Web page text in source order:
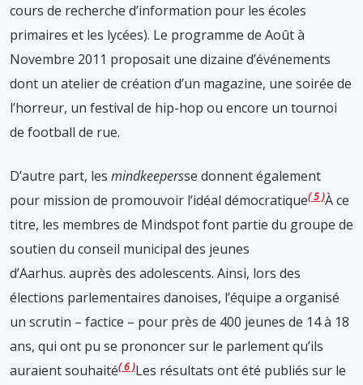
cours de recherche d’information pour les écoles
primaires et les lycées). Le programme de Août à
Novembre 2011 proposait une dizaine d’événements
dont un atelier de création d’un magazine, une soirée de
l’horreur, un festival de hip-hop ou encore un tournoi
de football de rue.
D’autre part, les mindkeepersse donnent également
pour mission de promouvoir l’idéal démocratique 5 À ce
titre, les membres de Mindspot font partie du groupe de
soutien du conseil municipal des jeunes
d’Aarhus. auprès des adolescents. Ainsi, lors des
élections parlementaires danoises, l’équipe a organisé
un scrutin – factice – pour près de 400 jeunes de 14 à 18
ans, qui ont pu se prononcer sur le parlement qu’ils
auraient souhaité 6 Les résultats ont été publiés sur le